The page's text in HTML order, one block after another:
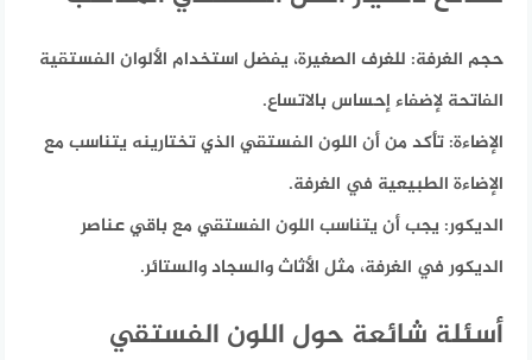
حجم الغرفة: للغرف الصغيرة، يفضل استخدام الألوان الفستقية
الفاتحة لإضفاء إحساس بالاتساع.
الإضاءة: تأكد من أن اللون الفستقي الذي تختارينه يتناسب مع
الإضاءة الطبيعية في الغرفة.
الديكور: يجب أن يتناسب اللون الفستقي مع باقي عناصر
الديكور في الغرفة، مثل الأثاث والسجاد والستائر.
أسئلة شائعة حول اللون الفستقي